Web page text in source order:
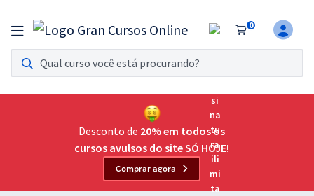
0
Assinatura Ilimitada 11
Acesso a todos os cursos. Teste grátis por 7 dias!
Assinatura OAB Até Passar
Acesso ilimitado a toda preparação para o Exame da
Residências Multiprofissionais
Preparação completa e intensiva para as principais
Desconto de 20% em todos os
cursos avulsos do site SÓ HOJE!
Comprar agora